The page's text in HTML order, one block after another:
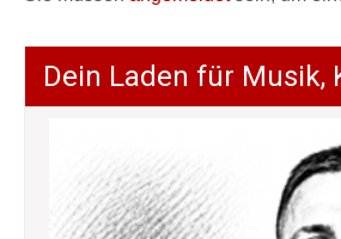
Dein Laden für Musik,